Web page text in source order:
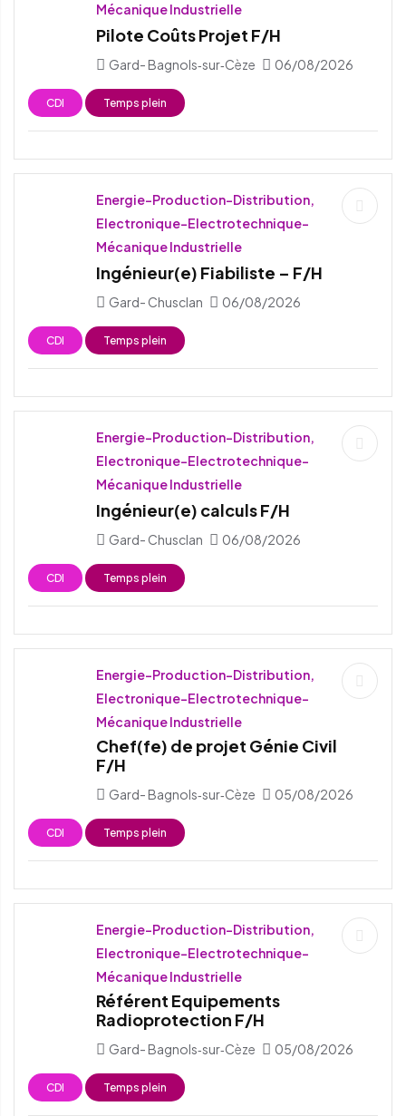
Mécanique Industrielle
Pilote Coûts Projet F/H
Gard- Bagnols‑sur‑Cèze 06/08/2026
CDI Temps plein
Energie-Production-Distribution,
Electronique-Electrotechnique-
Mécanique Industrielle
Ingénieur(e) Fiabiliste – F/H
Gard- Chusclan 06/08/2026
CDI Temps plein
Energie-Production-Distribution,
Electronique-Electrotechnique-
Mécanique Industrielle
Ingénieur(e) calculs F/H
Gard- Chusclan 06/08/2026
CDI Temps plein
Energie-Production-Distribution,
Electronique-Electrotechnique-
Mécanique Industrielle
Chef(fe) de projet Génie Civil
F/H
Gard- Bagnols‑sur‑Cèze 05/08/2026
CDI Temps plein
Energie-Production-Distribution,
Electronique-Electrotechnique-
Mécanique Industrielle
Référent Equipements
Radioprotection F/H
Gard- Bagnols‑sur‑Cèze 05/08/2026
CDI Temps plein